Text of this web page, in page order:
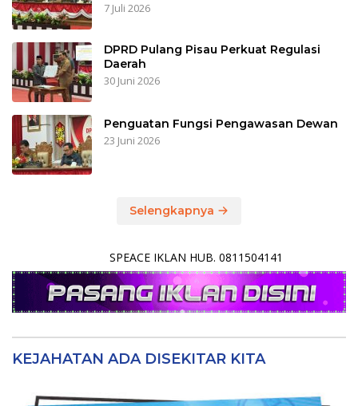
7 Juli 2026
DPRD Pulang Pisau Perkuat Regulasi
Daerah
30 Juni 2026
Penguatan Fungsi Pengawasan Dewan
23 Juni 2026
Selengkapnya
SPEACE IKLAN HUB. 0811504141
KEJAHATAN ADA DISEKITAR KITA